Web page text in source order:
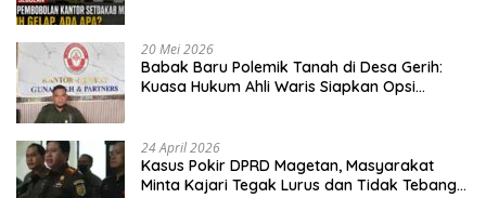
20 Mei 2026
Babak Baru Polemik Tanah di Desa Gerih:
Kuasa Hukum Ahli Waris Siapkan Opsi
24 April 2026
Kasus Pokir DPRD Magetan, Masyarakat
Minta Kajari Tegak Lurus dan Tidak Tebang